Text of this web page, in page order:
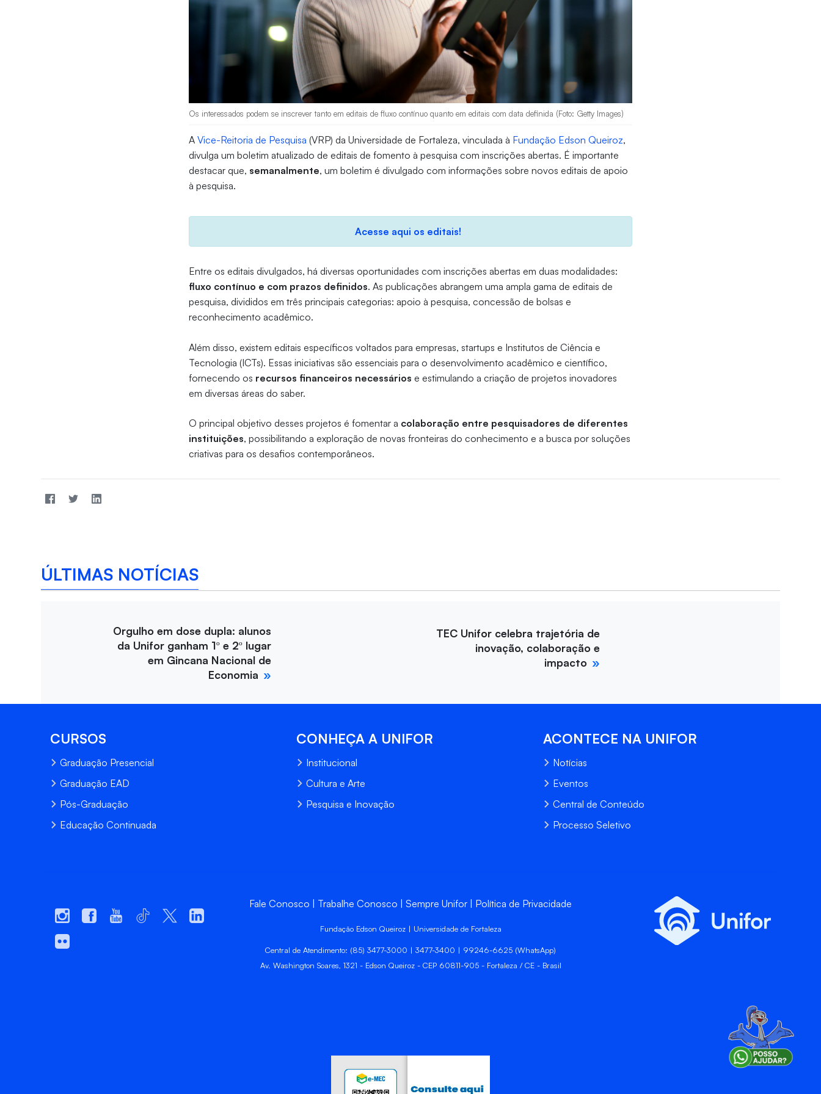
Os interessados podem se inscrever tanto em editais de fluxo contínuo quanto em editais com data definida (Foto: Getty Images)
AVice-Reitoria de Pesquisa (VRP) da Universidade de Fortaleza, vinculada à Fundação Edson Queiroz,
divulga um boletim atualizado de editais de fomento à pesquisa com inscrições abertas. É importante
destacar que, semanalmente, um boletim é divulgado com informações sobre novos editais de apoio
à pesquisa.
Acesse aqui os editais!
Entre os editais divulgados, há diversas oportunidades com inscrições abertas em duas modalidades:
fluxo contínuo e com prazos definidos. As publicações abrangem uma ampla gama de editais de
pesquisa, divididos em três principais categorias: apoio à pesquisa, concessão de bolsas e
reconhecimento acadêmico.
Além disso, existem editais específicos voltados para empresas, startups e Institutos de Ciência e
Tecnologia (ICTs). Essas iniciativas são essenciais para o desenvolvimento acadêmico e científico,
fornecendo os recursos financeiros necessários e estimulando a criação de projetos inovadores
em diversas áreas do saber.
O principal objetivo desses projetos é fomentar a colaboração entre pesquisadores de diferentes
instituições, possibilitando a exploração de novas fronteiras do conhecimento e a busca por soluções
criativas para os desafios contemporâneos.
ÚLTIMAS NOTÍCIAS
Orgulho em dose dupla: alunos
da Unifor ganham 1º e 2º lugar
em Gincana Nacional de
Economia
TEC Unifor celebra trajetória de
inovação, colaboração e
impacto
CURSOS
Graduação Presencial
Graduação EAD
Pós-Graduação
Educação Continuada
CONHEÇA A UNIFOR
Institucional
Cultura e Arte
Pesquisa e Inovação
ACONTECE NA UNIFOR
Notícias
Eventos
Central de Conteúdo
Processo Seletivo
Fale Conosco Trabalhe Conosco Sempre Unifor Política de Privacidade
Fundação Edson Queiroz | Universidade de Fortaleza
Central de Atendimento: (85) 3477-3000 | 3477-3400 | 99246-6625 (WhatsApp)
Av. Washington Soares, 1321 - Edson Queiroz - CEP 60811-905 - Fortaleza / CE - Brasil